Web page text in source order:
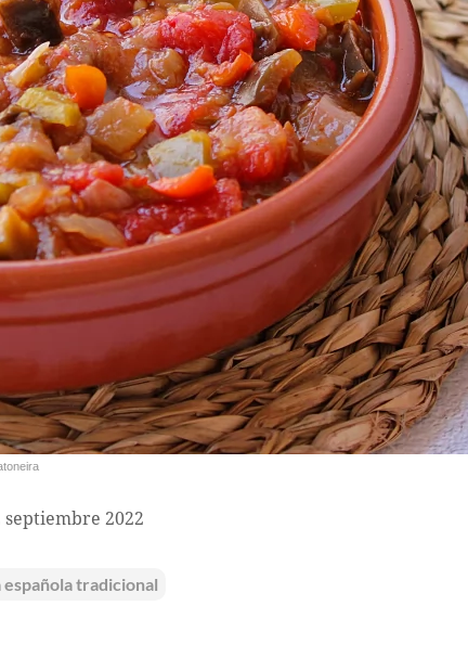
2022
española tradicional